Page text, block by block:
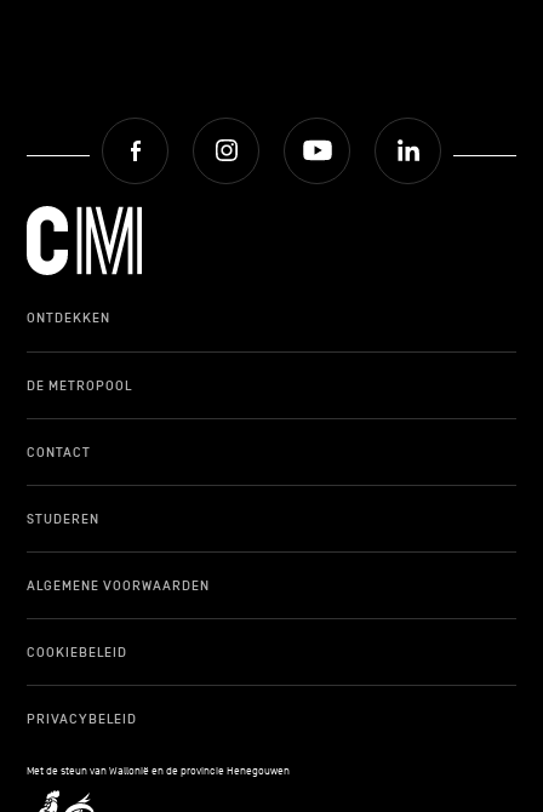
Facebook Instagram Youtube
ONTDEKKEN
DE METROPOOL
CONTACT
STUDEREN
ALGEMENE VOORWAARDEN
COOKIEBELEID
PRIVACYBELEID
Met de steun van Wallonië en de provincie Henegouwen